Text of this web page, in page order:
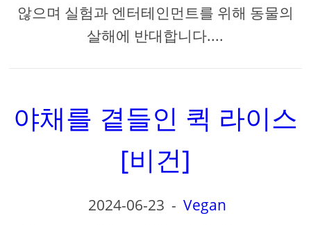
않으며 실험과 엔터테인먼트를 위해 동물의
살해에 반대합니다....
야채를 곁들인 퀵 라이스
[비건]
2024-06-23 - Vegan